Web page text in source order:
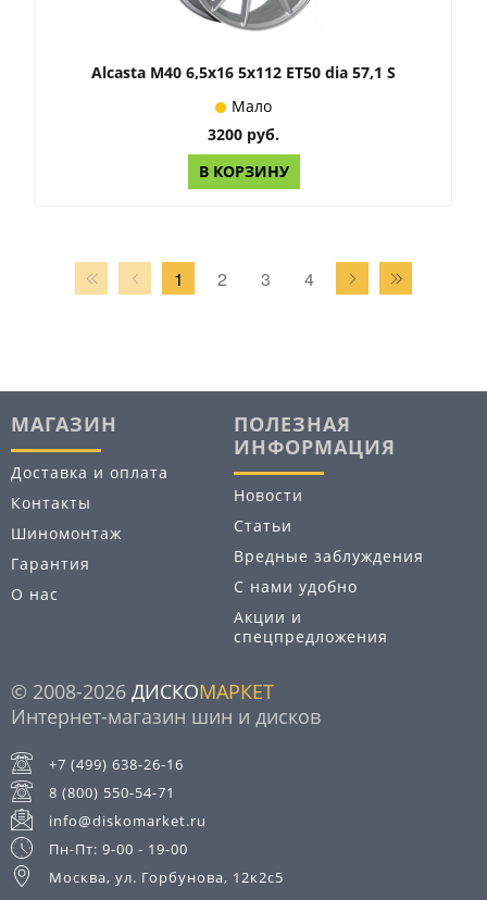
Alcasta M40 6,5x16 5x112 ET50 dia 57,1 S
Мало
3200 руб.
В КОРЗИНУ
1 2 3 4
МАГАЗИН
Доставка и оплата
Контакты
Шиномонтаж
Гарантия
О нас
ПОЛЕЗНАЯ
ИНФОРМАЦИЯ
Новости
Статьи
Вредные заблуждения
С нами удобно
Акции и
спецпредложения
© 2008-2026 ДИСКОМАРКЕТ
Интернет-магазин шин и дисков
+7 (499) 638-26-16
8 (800) 550-54-71
info@diskomarket.ru
Пн-Пт: 9-00 - 19-00
Москва, ул. Горбунова, 12к2с5